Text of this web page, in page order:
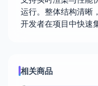
运行。整体结构清晰
开发者在项目中快速
相关商品